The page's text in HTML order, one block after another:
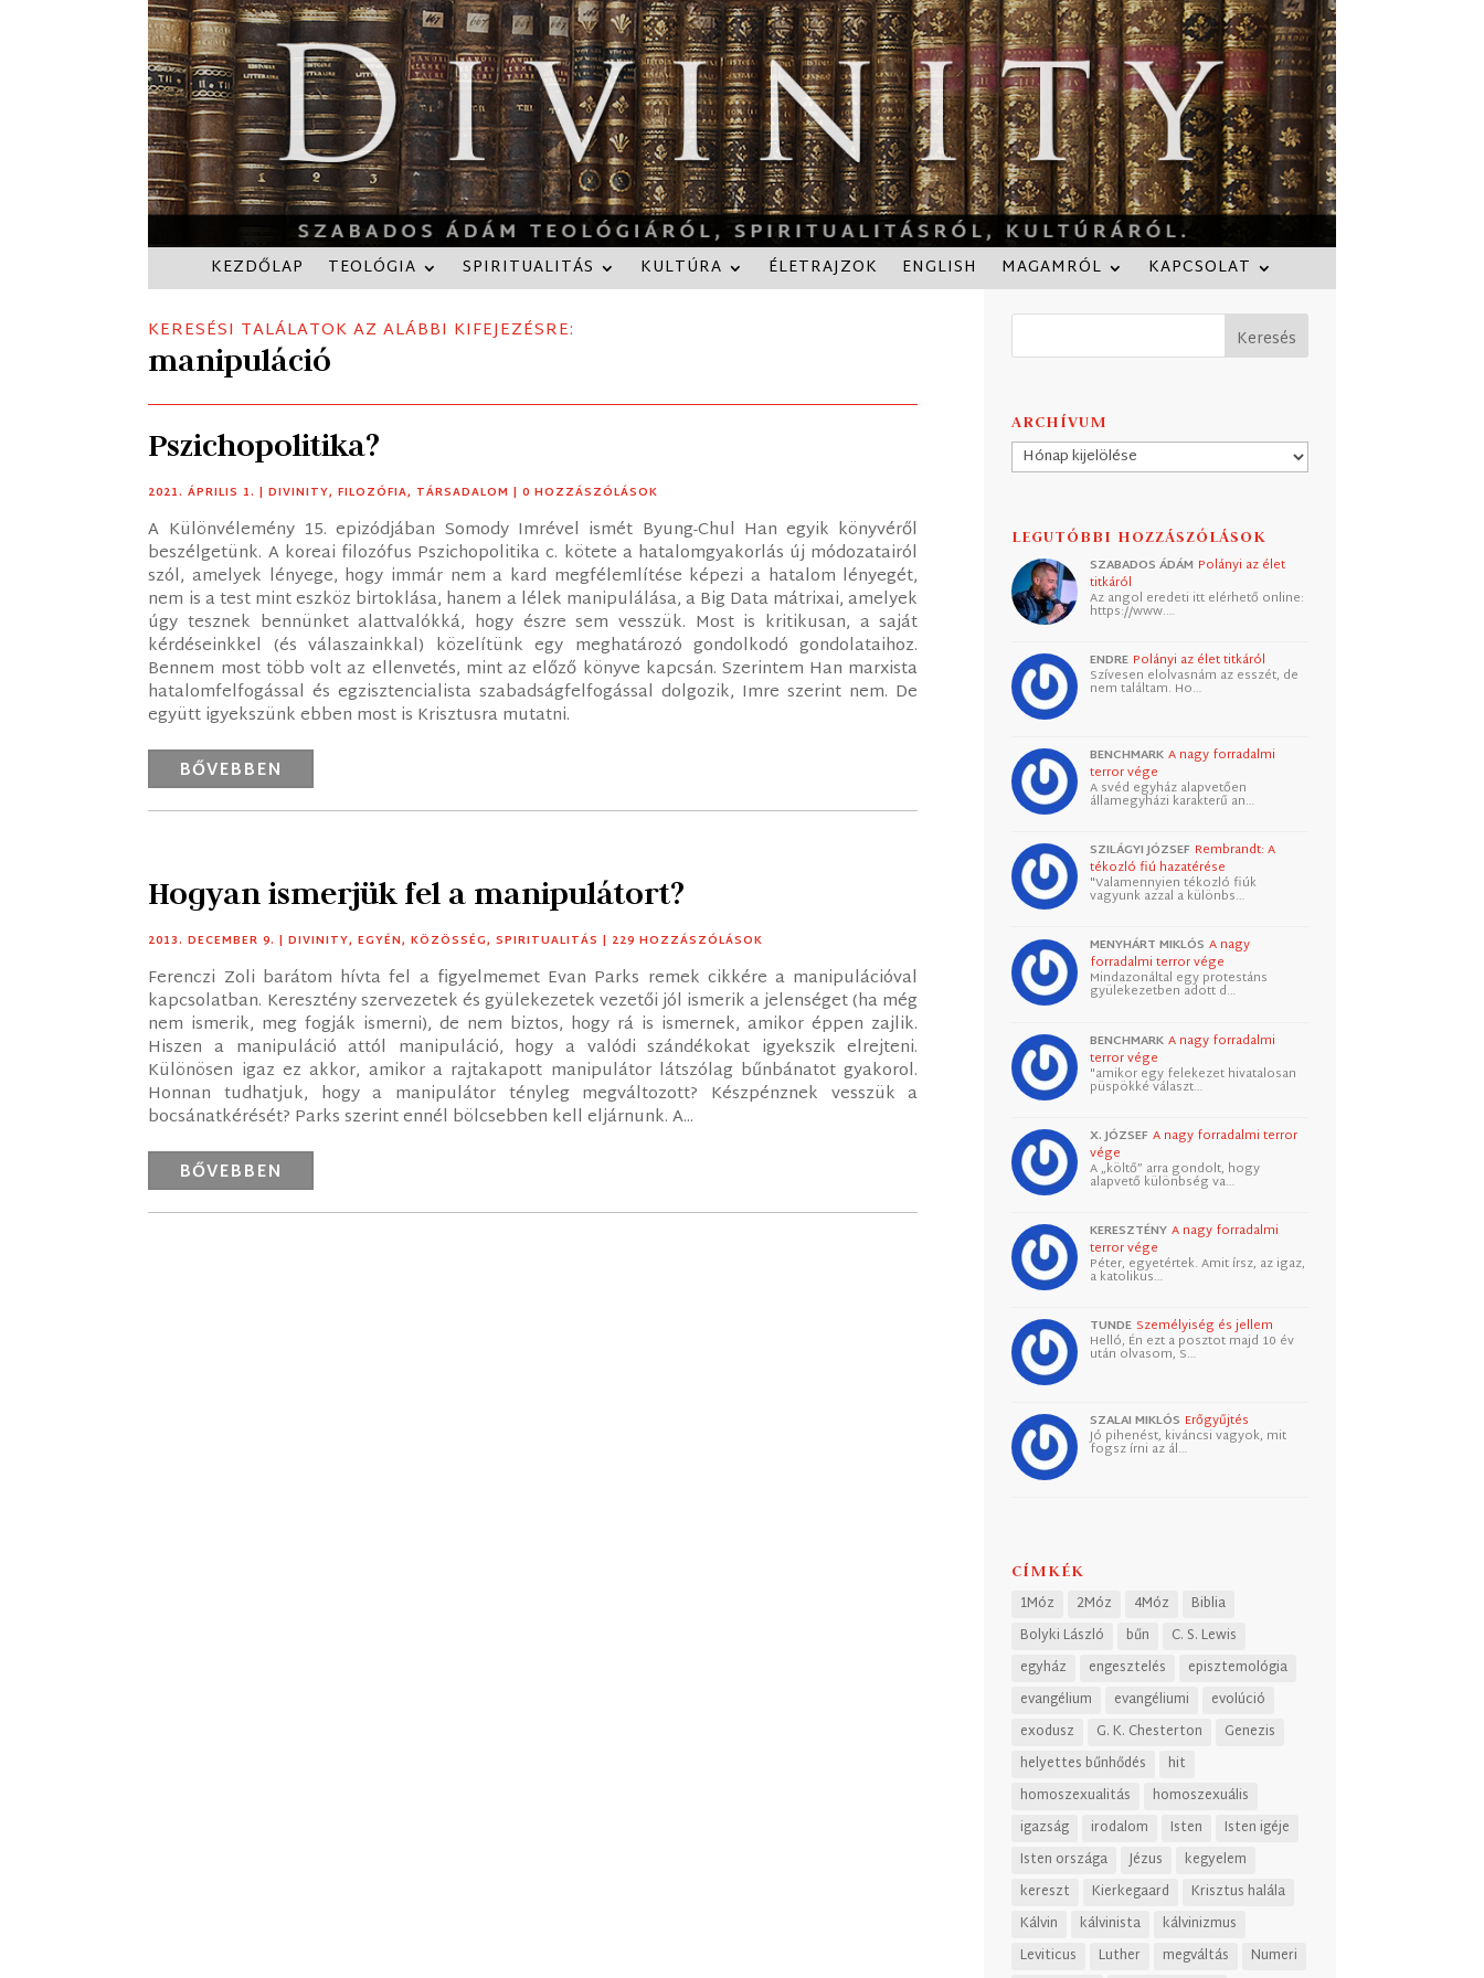
KEZDŐLAP TEOLÓGIA SPIRITUALITÁS KULTÚRA ÉLETRAJZOK ENGLISH MAGAMRÓL KAPCSOLAT
KERESÉSI TALÁLATOK AZ ALÁBBI KIFEJEZÉSRE:
manipuláció
Pszichopolitika?
2021. ÁPRILIS 1. |DIVINITY,FILOZÓFIA, TÁRSADALOM | 0 HOZZÁSZÓLÁSOK
A Különvélemény 15. epizódjában Somody Imrével ismét Byung-Chul Han egyik könyvéről
beszélgetünk. A koreai filozófus Pszichopolitika c. kötete a hatalomgyakorlás új módozatairól
szól, amelyek lényege, hogy immár nem a kard megfélemlítése képezi a hatalom lényegét,
nem is a test mint eszköz birtoklása, hanem a lélek manipulálása, a Big Data mátrixai, amelyek
úgy tesznek bennünket alattvalókká, hogy észre sem vesszük. Most is kritikusan, a saját
kérdéseinkkel (és válaszainkkal) közelítünk egy meghatározó gondolkodó gondolataihoz.
Bennem most több volt az ellenvetés, mint az előző könyve kapcsán. Szerintem Han marxista
hatalomfelfogással és egzisztencialista szabadságfelfogással dolgozik, Imre szerint nem. De
együtt igyekszünk ebben most is Krisztusra mutatni.
BŐVEBBEN
Hogyan ismerjük fel a manipulátort?
2013. DECEMBER 9. |DIVINITY,EGYÉN,KÖZÖSSÉG,SPIRITUALITÁS | 229 HOZZÁSZÓLÁSOK
Ferenczi Zoli barátom hívta fel a figyelmemet Evan Parks remek cikkére a manipulációval
kapcsolatban. Keresztény szervezetek és gyülekezetek vezetői jól ismerik a jelenséget (ha még
nem ismerik, meg fogják ismerni), de nem biztos, hogy rá is ismernek, amikor éppen zajlik.
Hiszen a manipuláció attól manipuláció, hogy a valódi szándékokat igyekszik elrejteni.
Különösen igaz ez akkor, amikor a rajtakapott manipulátor látszólag bűnbánatot gyakorol.
Honnan tudhatjuk, hogy a manipulátor tényleg megváltozott? Készpénznek vesszük a
bocsánatkérését? Parks szerint ennél bölcsebben kell eljárnunk. A...
BŐVEBBEN
ARCHÍVUM
Archívum
LEGUTÓBBI HOZZÁSZÓLÁSOK
SZABADOS ÁDÁM Polányi az élet
titkáról
Az angol eredeti itt elérhető online:
https://www.…
ENDRE Polányi az élet titkáról
Szívesen elolvasnám az esszét, de
nem találtam. Ho…
BENCHMARK A nagy forradalmi
terror vége
A svéd egyház alapvetően
államegyházi karakterű an…
SZILÁGYI JÓZSEF Rembrandt: A
tékozló fiú hazatérése
"Valamennyien tékozló fiúk
vagyunk azzal a különbs…
MENYHÁRT MIKLÓS A nagy
forradalmi terror vége
Mindazonáltal egy protestáns
gyülekezetben adott d…
BENCHMARK A nagy forradalmi
terror vége
"amikor egy felekezet hivatalosan
püspökké választ…
X. JÓZSEF A nagy forradalmi terror
vége
A „költő” arra gondolt, hogy
alapvető különbség va…
KERESZTÉNY A nagy forradalmi
terror vége
Péter, egyetértek. Amit írsz, az igaz,
a katolikus…
TUNDE Személyiség és jellem
Helló, Én ezt a posztot majd 10 év
után olvasom, S…
SZALAI MIKLÓS Erőgyűjtés
Jó pihenést, kiváncsi vagyok, mit
fogsz írni az ál…
CÍMKÉK
1Móz 2Móz 4Móz
Biblia
Bolyki László
bűn
C. S. Lewis
egyház
engesztelés
episztemológia
evangélium
evangéliumi
evolúció
exodusz
G. K. Chesterton
Genezis
helyettes bűnhődés
hit
homoszexualitás
homoszexuális
igazság
irodalom Isten
Isten igéje
Isten országa
Jézus
kegyelem
kereszt
Kierkegaard
Krisztus halála
Kálvin
kálvinista
kálvinizmus
Leviticus
Luther megváltás
Numeri